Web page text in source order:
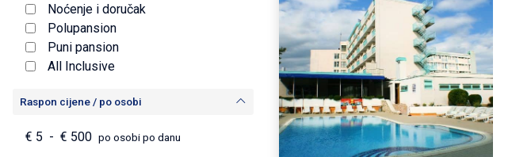
Noćenje i doručak
Polupansion
Puni pansion
All Inclusive
Raspon cijene / po osobi
€ 5 - € 500 po osobi po danu